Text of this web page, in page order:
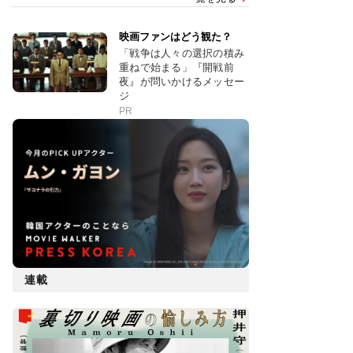
映画ファンはどう観た？
「戦争は人々の選択の積み
重ねで始まる」『開戦前
夜』が問いかけるメッセー
ジ
PR
連載